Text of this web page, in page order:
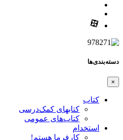
دسته‌بندی‌ها
×
کتاب
کتابهای کمک‌درسی
کتاب‌های عمومی
استخدام
کارفرما هستم!